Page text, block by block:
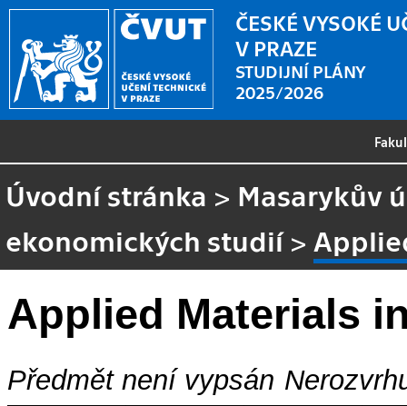
ČESKÉ VYSOKÉ
V PRAZE
STUDIJNÍ PLÁNY
2025/2026
Úvodní stránka > Masarykův
ekonomických studií>
Applied Materials
Předmět není vypsán